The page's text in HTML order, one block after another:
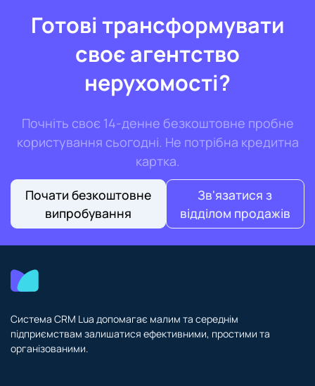
Готові трансформувати
своє агентство
нерухомості?
Почніть своє 14-денне безкоштовне пробне
користування сьогодні. Не потрібна кредитна
картка.
Почати безкоштовне
випробування
Зв'язатися з
відділом продажів
Система CRM Lua допомагає малим та середнім
підприємствам залишатися ефективними, простими та
організованими.